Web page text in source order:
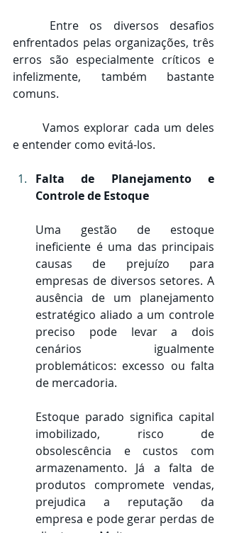
enfrentados pelas organizações, três
erros são especialmente críticos e
infelizmente, também bastante
comuns.
	Vamos explorar cada um deles
e entender como evitá-los.
Falta de Planejamento e
Controle de Estoque
Uma gestão de estoque
ineficiente é uma das principais
causas de prejuízo para
empresas de diversos setores. A
ausência de um planejamento
estratégico aliado a um controle
preciso pode levar a dois
cenários igualmente
problemáticos: excesso ou falta
de mercadoria.
Estoque parado significa capital
imobilizado, risco de
obsolescência e custos com
armazenamento. Já a falta de
produtos compromete vendas,
prejudica a reputação da
empresa e pode gerar perdas de